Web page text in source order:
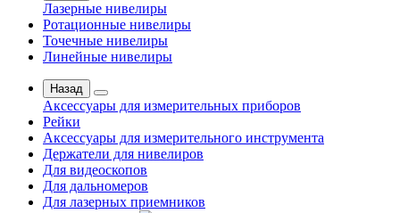
Лазерные нивелиры
Ротационные нивелиры
Точечные нивелиры
Линейные нивелиры
Назад
Аксессуары для измерительных приборов
Рейки
Аксессуары для измерительного инструмента
Держатели для нивелиров
Для видеоскопов
Для дальномеров
Для лазерных приемников